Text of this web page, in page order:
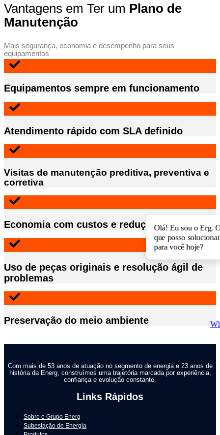
Vantagens em Ter um Plano de
Manutenção
Mais segurança, economia e desempenho para seus
equipamentos
Equipamentos sempre em funcionamento
Atendimento rápido com SLA definido
Visitas de manutenção preditiva, preventiva e
corretiva
Economia com custos e redução de falhas
Uso de peças originais e resolução ágil de
problemas
Preservação do meio ambiente
Com mais de 53 anos de atuação no segmento de energia e 23 anos de
história da Energ, construímos uma trajetória marcada por experiência,
confiança e evolução constante.
Links Rápidos
Sobre o Grupo Energ
Subestação de Energia